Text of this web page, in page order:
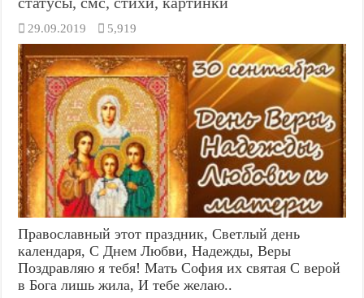
29.09.2019 5,919
Православный этот праздник, Светлый день
календаря, С Днем Любви, Надежды, Веры
Поздравляю я тебя! Мать София их святая С верой
в Бога лишь жила, И тебе желаю..